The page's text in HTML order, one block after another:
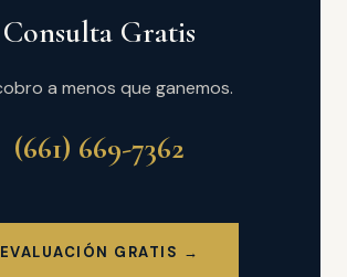
Consulta Gratis
a menos que ganemos.
(661) 669-7362
EVALUACIÓN GRATIS →